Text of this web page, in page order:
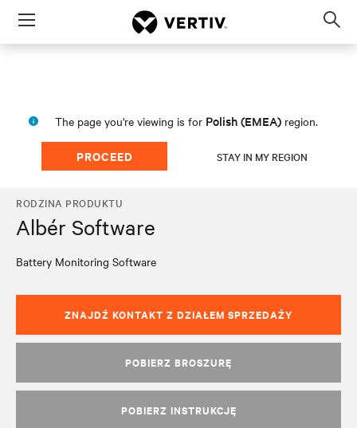
Menu
The page you're viewing is for Polish (EMEA) region.
PROCEED STAY IN MY REGION
RODZINA PRODUKTU
Albér Software
Battery Monitoring Software
ZNAJDŹ KONTAKT Z DZIAŁEM SPRZEDAŻY
POBIERZ BROSZURĘ
POBIERZ INSTRUKCJĘ